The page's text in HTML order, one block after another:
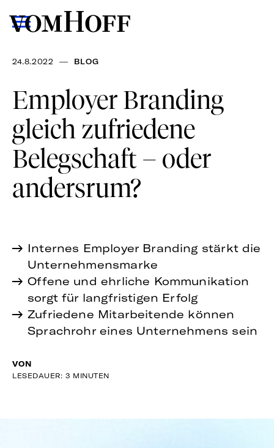
24.8.2022 — BLOG
Employer Branding
gleich zufriedene
Belegschaft – oder
andersrum?
Internes Employer Branding stärkt die
Unternehmensmarke
Offene und ehrliche Kommunikation
sorgt für langfristigen Erfolg
Zufriedene Mitarbeitende können
Sprachrohr eines Unternehmens sein
VON
LESEDAUER: 3 MINUTEN